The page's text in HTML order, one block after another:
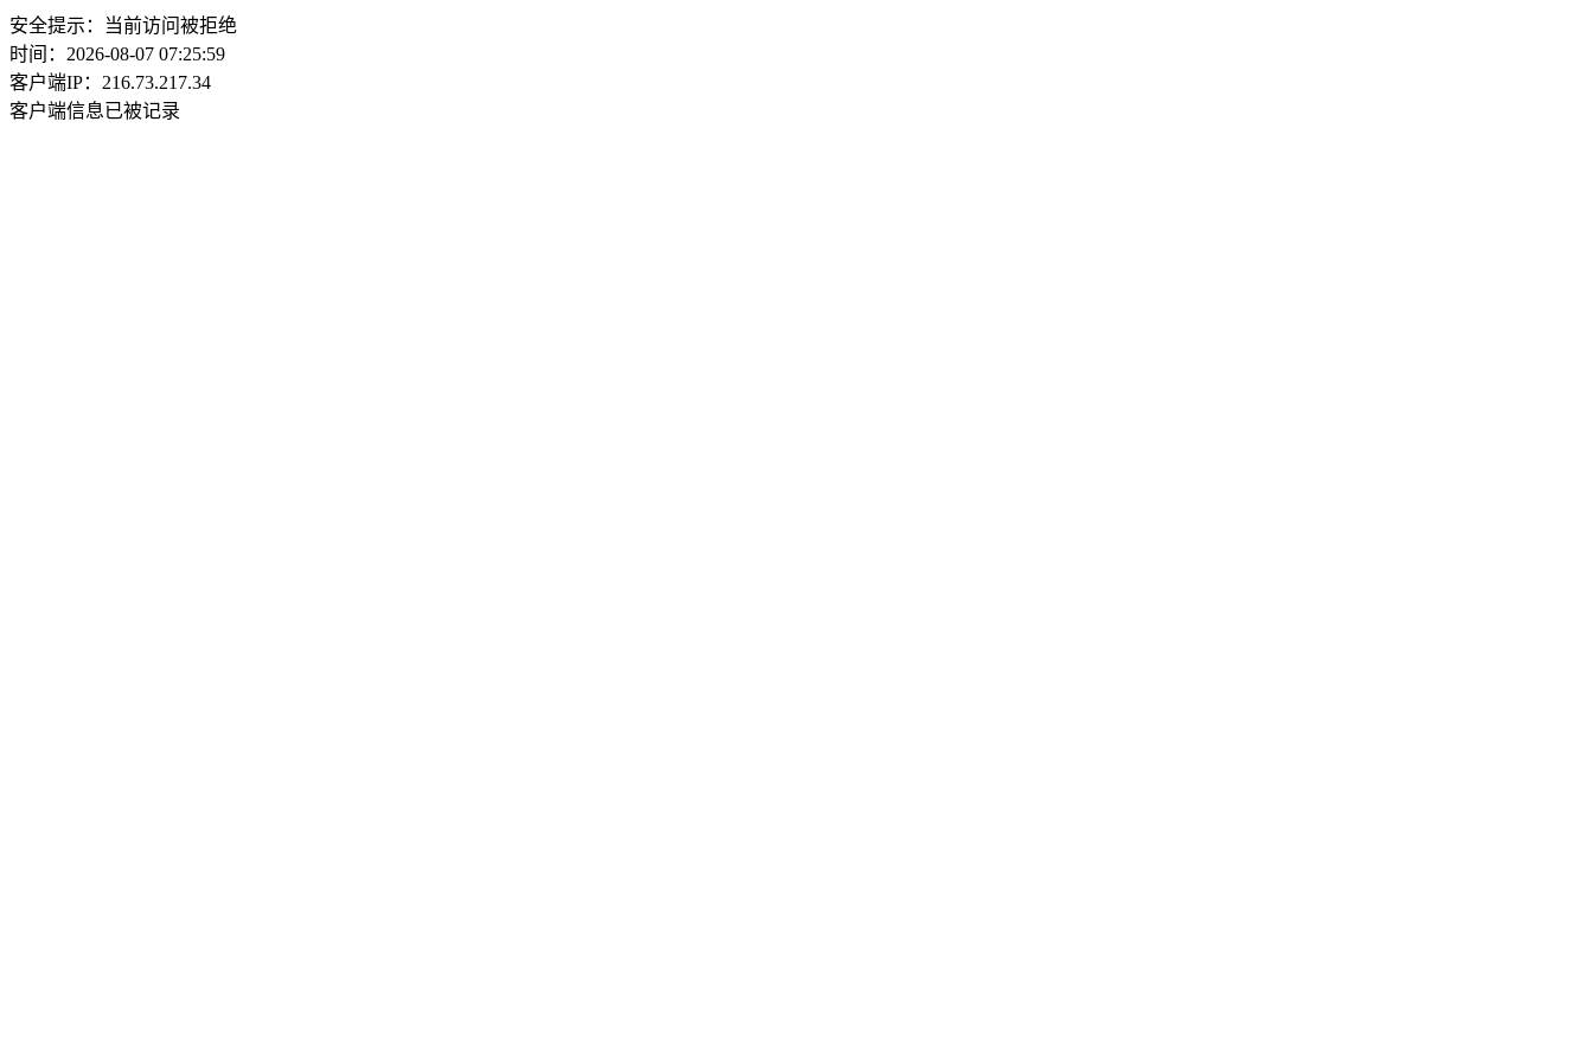
安全提示：当前访问被拒绝
时间：2026-08-07 07:25:59
客户端IP：216.73.217.34
客户端信息已被记录